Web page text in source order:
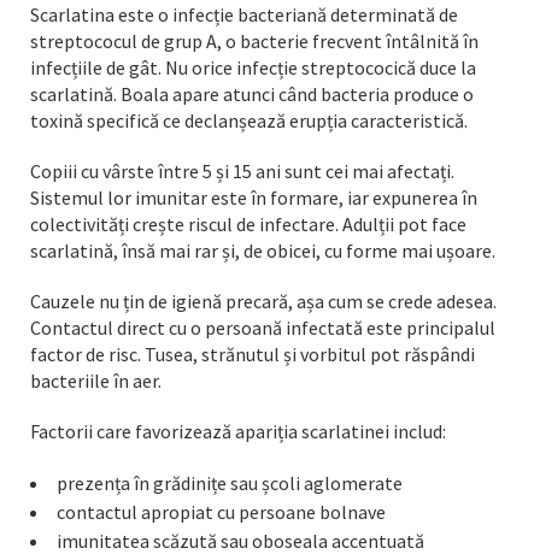
Scarlatina este o infecție bacteriană determinată de
streptococul de grup A, o bacterie frecvent întâlnită în
infecțiile de gât. Nu orice infecție streptococică duce la
scarlatină. Boala apare atunci când bacteria produce o
toxină specifică ce declanșează erupția caracteristică.
Copiii cu vârste între 5 și 15 ani sunt cei mai afectați.
Sistemul lor imunitar este în formare, iar expunerea în
colectivități crește riscul de infectare. Adulții pot face
scarlatină, însă mai rar și, de obicei, cu forme mai ușoare.
Cauzele nu țin de igienă precară, așa cum se crede adesea.
Contactul direct cu o persoană infectată este principalul
factor de risc. Tusea, strănutul și vorbitul pot răspândi
bacteriile în aer.
Factorii care favorizează apariția scarlatinei includ:
prezența în grădinițe sau școli aglomerate
contactul apropiat cu persoane bolnave
imunitatea scăzută sau oboseala accentuată